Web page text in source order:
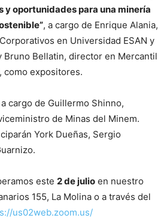
oportunidades para una minería
, a cargo de Enrique Alania,
en Universidad ESAN y
Bruno Bellatin, director en Mercantil
como expositores.
cargo de Guillermo Shinno,
de Minas del Minem.
York Dueñas, Sergio
este 2 de julio en nuestro
155, La Molina o a través del
us02web.zoom.us/